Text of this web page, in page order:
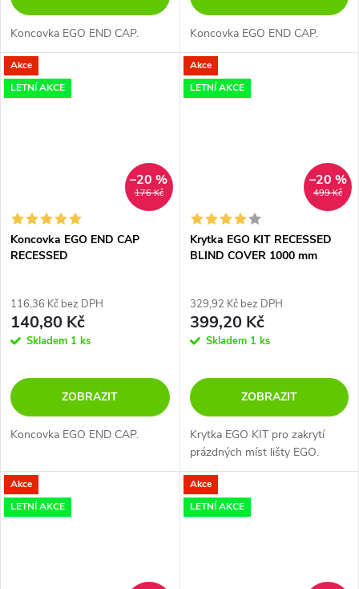
Koncovka EGO END CAP. Koncovka EGO END CAP.
Akce
LETNÍ AKCE
176 Kč
–20 %
Koncovka EGO END CAP
RECESSED
116,36 Kč bez DPH
140,80 Kč
Skladem 1 ks
ZOBRAZIT
Koncovka EGO END CAP.
Akce
LETNÍ AKCE
499 Kč
–20 %
Krytka EGO KIT RECESSED
BLIND COVER 1000 mm
329,92 Kč bez DPH
399,20 Kč
Skladem 1 ks
ZOBRAZIT
Krytka EGO KIT pro zakrytí
prázdných míst lišty EGO.
Akce
LETNÍ AKCE
Akce
LETNÍ AKCE